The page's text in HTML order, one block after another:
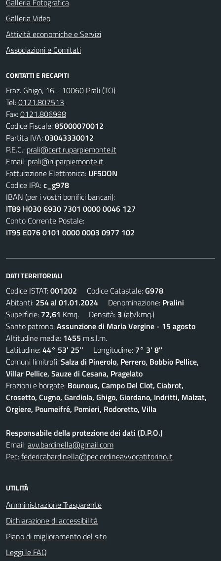
Galleria Video
Attività economiche e Servizi
Associazioni e Comitati
CONTATTI E RECAPITI
Fraz. Ghigo, 16 - 10060 Prali (TO)
Tel:0121.807513
Fax:0121.806998
Codice Fiscale:85000070012
Partita IVA:03043330012
P.E.C.: prali@cert.ruparpiemonte.it
Email: prali@ruparpiemonte.it
Fatturazione Elettronica: UF5DON
Codice IPA:c_g978
IBAN (per i vostri bonifici bancari):
IT89 H030 6930 7301 0000 0046 127
Conto Corrente Postale:
IT95 E076 0101 0000 0003 0977 102
DATI TERRITORIALI
Codice ISTAT:001202 Codice Catastale:G978
Abitanti: 254 al 01.01.2024 Denominazione: Pralini
Superficie: 72,61 Kmq. Densità: 3 (ab/kmq.)
Santo patrono:Assunzione di Maria Vergine - 15 agosto
Altitudine media: 1455 m.s.l.m.
Latitudine:44° 53' 25'' Longitudine: 7° 3' 8''
Comuni limitrofi:Salza di Pinerolo, Perrero, Bobbio Pellice,
Villar Pellice, Sauze di Cesana, Pragelato
Frazioni e borgate: Bounous, Campo Del Clot, Ciabrot,
Crosetto, Cugno, Gardiola, Ghigo, Giordano, Indritti, Malzat,
Orgiere, Poumeifré, Pomieri, Rodoretto, Villa
Responsabile della protezione dei dati (D.P.O.)
Email:avv.bardinella@gmail.com
Pec:federicabardinella@pec.ordineavvocatitorino.it
UTILITÀ
Amministrazione Trasparente
Dichiarazione di accessibilità
Piano di miglioramento del sito
Leggi le FAQ